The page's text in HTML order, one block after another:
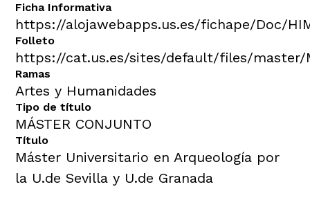
Ficha Informativa
https://alojawebapps.us.es/fichape/Doc/
Folleto
https://cat.us.es/sites/default/files/master/
Ramas
Artes y Humanidades
Tipo de título
MÁSTER CONJUNTO
Título
Máster Universitario en Arqueología por
la U.de Sevilla y U.de Granada